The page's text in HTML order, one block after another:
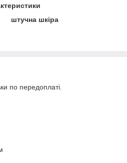
штучна шкіра
по передоплаті.